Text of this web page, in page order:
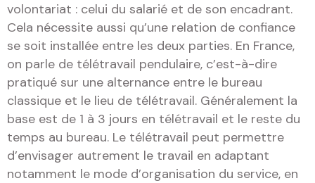
volontariat : celui du salarié et de son encadrant.
Cela nécessite aussi qu’une relation de confiance
se soit installée entre les deux parties. En France,
on parle de télétravail pendulaire, c’est-à-dire
pratiqué sur une alternance entre le bureau
classique et le lieu de télétravail. Généralement la
base est de 1 à 3 jours en télétravail et le reste du
temps au bureau. Le télétravail peut permettre
d’envisager autrement le travail en adaptant
notamment le mode d’organisation du service, en